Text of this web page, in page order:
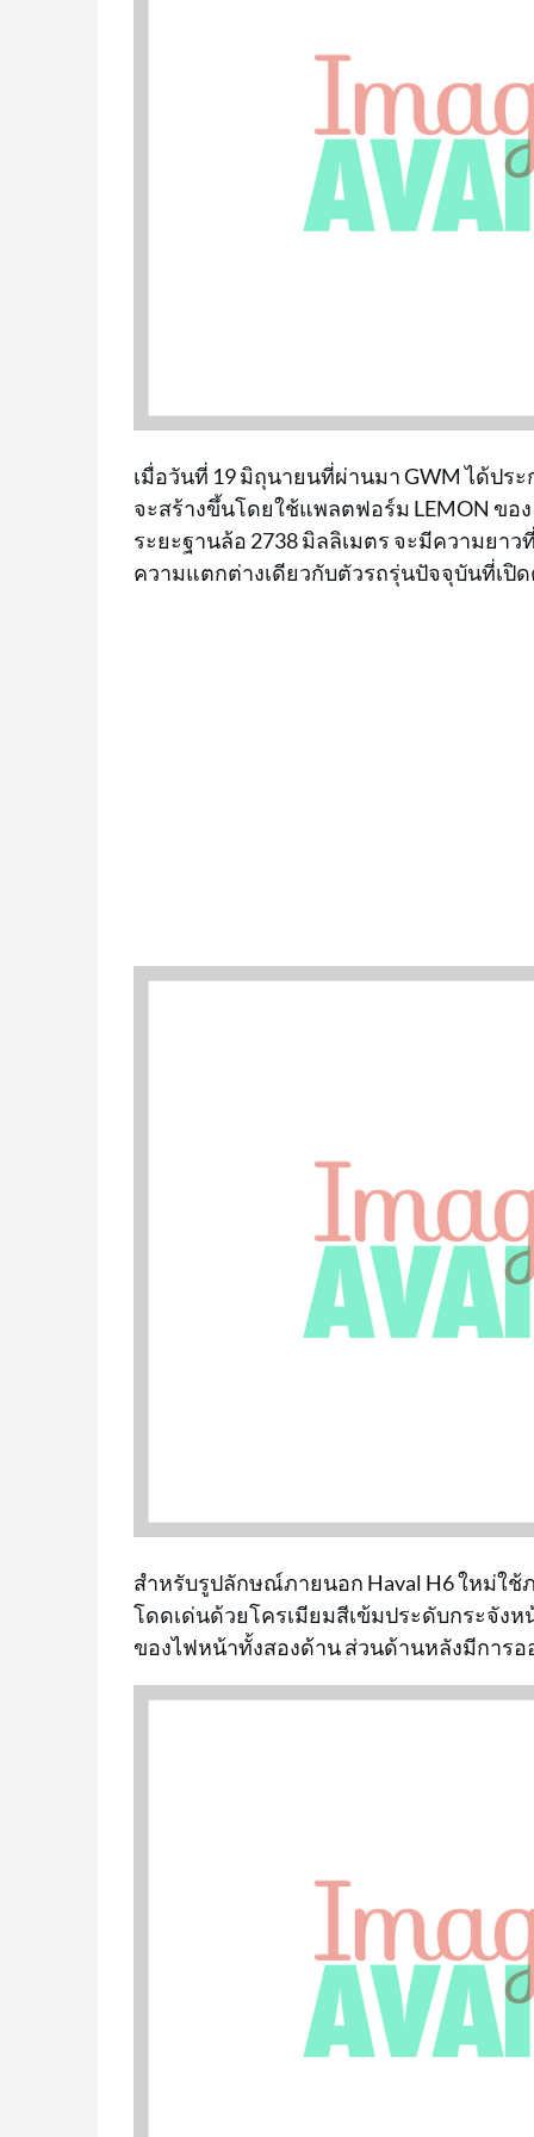
เมื่อวันที่ 19 มิถุนายนที่ผ่านมา GWM ได้ปร
จะสร้างขึ้นโดยใช้แพลตฟอร์ม LEMON ขอ
ระยะฐานล้อ 2738 มิลลิเมตร จะมีความยา
ความแตกต่างเดียวกับตัวรถรุ่นปัจจุบันที่เปิ
สำหรับรูปลักษณ์ภายนอก Haval H6 ใหม่ใช้
โดดเด่นด้วยโครเมียมสีเข้มประดับกระจัง
ของไฟหน้าทั้งสองด้าน ส่วนด้านหลังมีการอ